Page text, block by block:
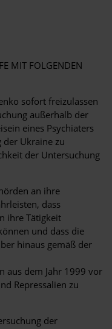
MIT FOLGENDEN
sofort freizulassen
außerhalb der
eines Psychiaters
der Ukraine zu
der Untersuchung
an ihre
dass
ihre Tätigkeit
und dass die
hinaus gemäß der
aus dem Jahr 1999 vor
Repressalien zu
der